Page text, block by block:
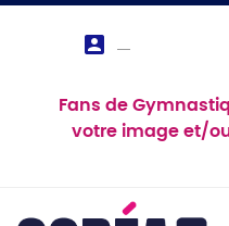

Fans de
votre image et/